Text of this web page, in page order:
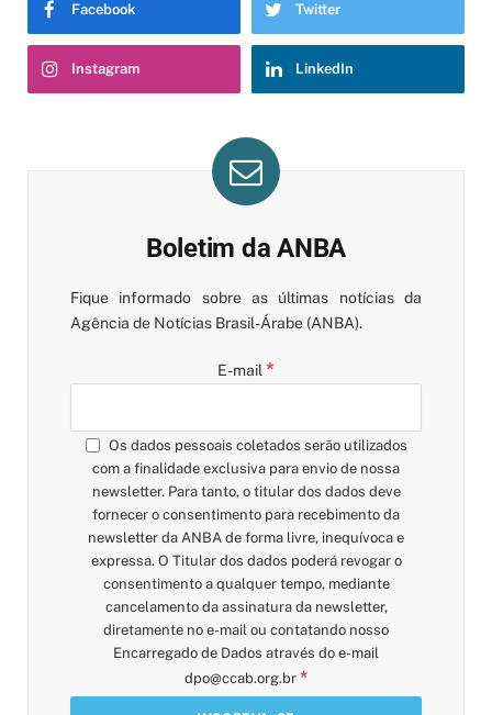
Facebook Twitter
Instagram LinkedIn
Boletim da ANBA
Fique informado sobre as últimas notícias da
Agência de Notícias Brasil-Árabe (ANBA).
E-mail*
Os dados pessoais coletados serão utilizados
com a finalidade exclusiva para envio de nossa
newsletter. Para tanto, o titular dos dados deve
fornecer o consentimento para recebimento da
newsletter da ANBA de forma livre, inequívoca e
expressa. O Titular dos dados poderá revogar o
consentimento a qualquer tempo, mediante
cancelamento da assinatura da newsletter,
diretamente no e-mail ou contatando nosso
Encarregado de Dados através do e-mail
dpo@ccab.org.br *